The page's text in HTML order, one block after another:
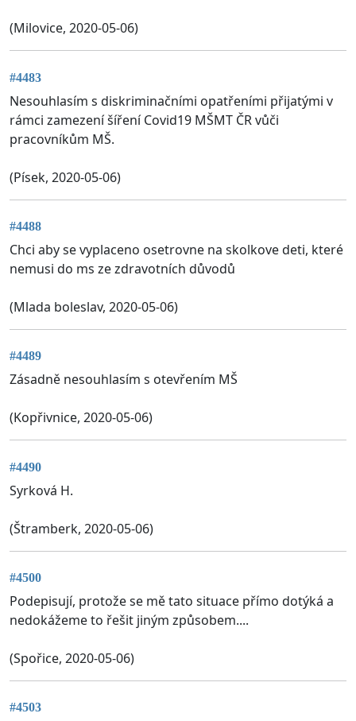
(Milovice, 2020-05-06)
#4483
Nesouhlasím s diskriminačními opatřeními přijatými v
rámci zamezení šíření Covid19 MŠMT ČR vůči
pracovníkům MŠ.
(Písek, 2020-05-06)
#4488
Chci aby se vyplaceno osetrovne na skolkove deti, které
nemusi do ms ze zdravotních důvodů
(Mlada boleslav, 2020-05-06)
#4489
Zásadně nesouhlasím s otevřením MŠ
(Kopřivnice, 2020-05-06)
#4490
Syrková H.
(Štramberk, 2020-05-06)
#4500
Podepisují, protože se mě tato situace přímo dotýká a
nedokážeme to řešit jiným způsobem....
(Spořice, 2020-05-06)
#4503